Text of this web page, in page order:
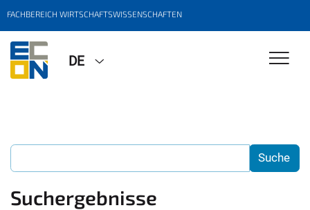
FACHBEREICH WIRTSCHAFTSWISSENSCHAFTEN
DE
Suchergebnisse